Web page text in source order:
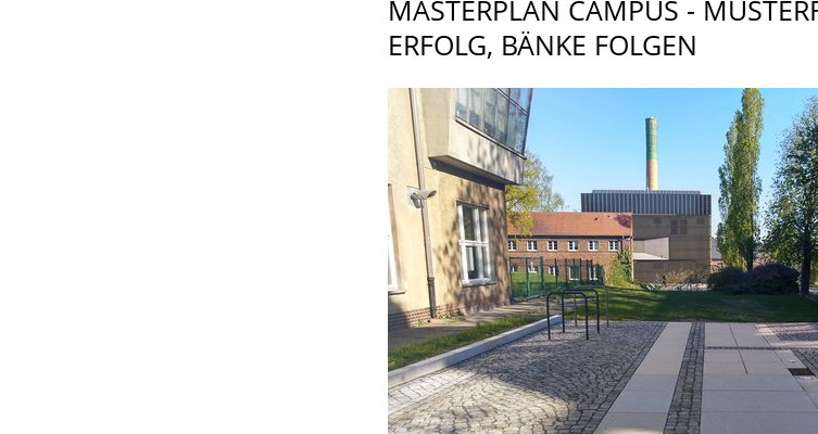
MASTERPLAN CAMPUS -
ERFOLG, BÄNKE FOLGEN